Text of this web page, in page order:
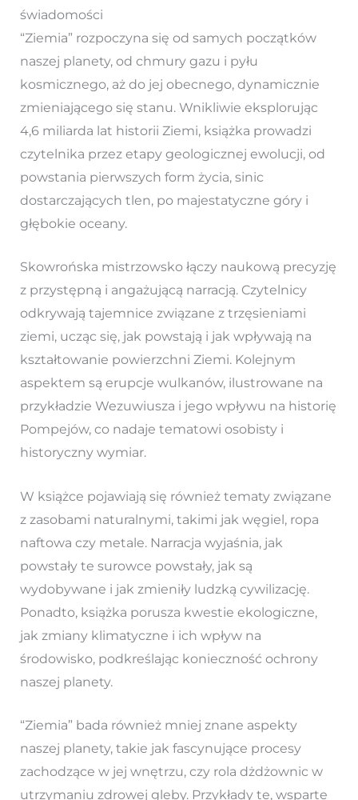
świadomości
“Ziemia” rozpoczyna się od samych początków
naszej planety, od chmury gazu i pyłu
kosmicznego, aż do jej obecnego, dynamicznie
zmieniającego się stanu. Wnikliwie eksplorując
4,6 miliarda lat historii Ziemi, książka prowadzi
czytelnika przez etapy geologicznej ewolucji, od
powstania pierwszych form życia, sinic
dostarczających tlen, po majestatyczne góry i
głębokie oceany.
Skowrońska mistrzowsko łączy naukową precyzję
z przystępną i angażującą narracją. Czytelnicy
odkrywają tajemnice związane z trzęsieniami
ziemi, ucząc się, jak powstają i jak wpływają na
kształtowanie powierzchni Ziemi. Kolejnym
aspektem są erupcje wulkanów, ilustrowane na
przykładzie Wezuwiusza i jego wpływu na historię
Pompejów, co nadaje tematowi osobisty i
historyczny wymiar.
W książce pojawiają się również tematy związane
z zasobami naturalnymi, takimi jak węgiel, ropa
naftowa czy metale. Narracja wyjaśnia, jak
powstały te surowce powstały, jak są
wydobywane i jak zmieniły ludzką cywilizację.
Ponadto, książka porusza kwestie ekologiczne,
jak zmiany klimatyczne i ich wpływ na
środowisko, podkreślając konieczność ochrony
naszej planety.
“Ziemia” bada również mniej znane aspekty
naszej planety, takie jak fascynujące procesy
zachodzące w jej wnętrzu, czy rola dżdżownic w
utrzymaniu zdrowej gleby. Przykłady te, wsparte